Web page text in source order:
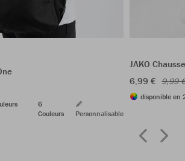
6
Couleurs
Personnalisable
JAKO
6,99 € 9,99
disponible en